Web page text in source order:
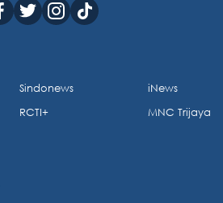
Sindonews
RCTI+
iNews
MNC Trijaya